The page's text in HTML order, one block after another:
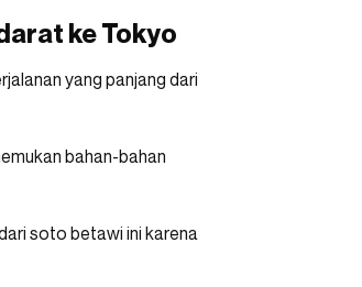
ke Tokyo
yang panjang dari
bahan-bahan
soto betawi ini karena